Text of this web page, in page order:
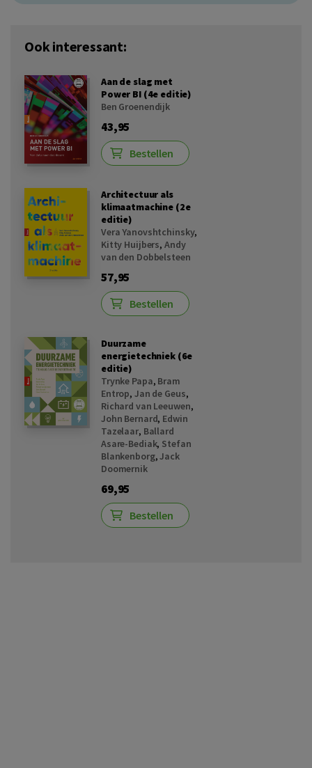
Ook interessant:
Aan de slag met
Power BI (4e editie)
Ben Groenendijk
43,95
Bestellen
Architectuur als
klimaatmachine (2e
editie)
Vera Yanovshtchinsky,
Kitty Huijbers, Andy
van den Dobbelsteen
57,95
Bestellen
Duurzame
energietechniek (6e
editie)
Trynke Papa, Bram
Entrop, Jan de Geus,
Richard van Leeuwen,
John Bernard, Edwin
Tazelaar, Ballard
Asare-Bediak, Stefan
Blankenborg,Jack
Doomernik
69,95
Bestellen